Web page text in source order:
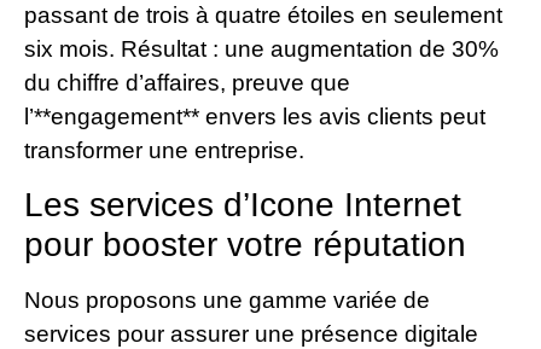
passant de trois à quatre étoiles en seulement
six mois. Résultat : une augmentation de 30%
du chiffre d’affaires, preuve que
l’**engagement** envers les avis clients peut
transformer une entreprise.
Les services d’Icone Internet
pour booster votre réputation
Nous proposons une gamme variée de
services pour assurer une présence digitale